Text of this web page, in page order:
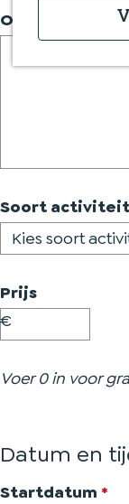
e
p
Omschrijving
Soort activiteit
Prijs
€
Voer 0 in voor
Datum en
Startdatum *